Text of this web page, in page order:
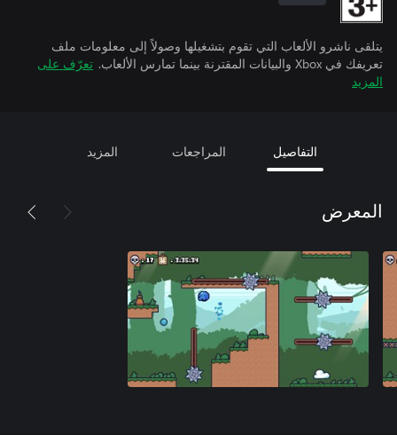
يتلقى ناشرو الألعاب التي تقوم بتشغيلها وصولاً إلى معلومات ملف
تعريفك في Xbox والبيانات المقترنة بينما تمارس الألعاب.
تعرّف على
المزيد
التفاصيل المراجعات المزيد
المعرض